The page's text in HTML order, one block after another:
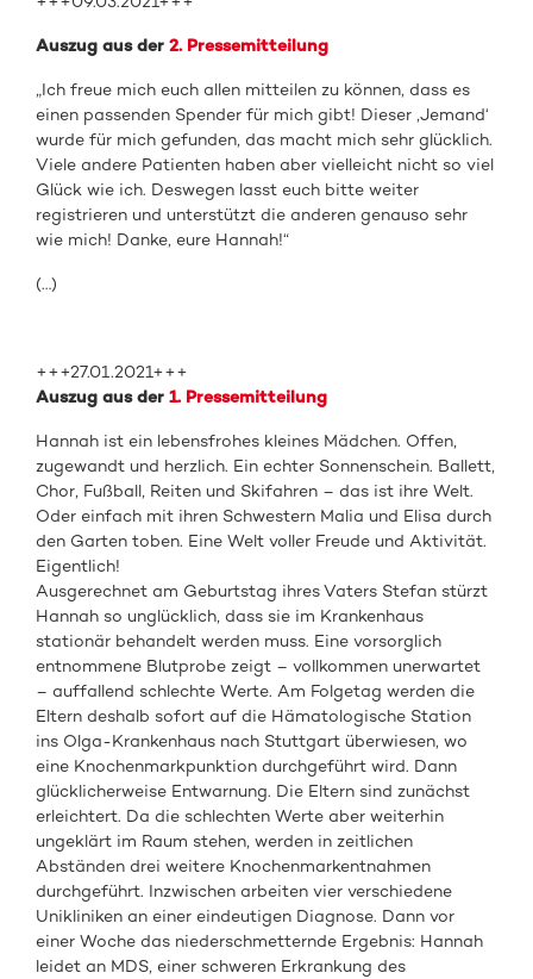
Auszug aus der2. Pressemitteilung
„Ich freue mich euch allen mitteilen zu können, dass es
einen passenden Spender für mich gibt! Dieser ‚Jemand‘
wurde für mich gefunden, das macht mich sehr glücklich.
Viele andere Patienten haben aber vielleicht nicht so viel
Glück wie ich. Deswegen lasst euch bitte weiter
registrieren und unterstützt die anderen genauso sehr
wie mich! Danke, eure Hannah!“
(…)
+++27.01.2021+++
Auszug aus der1. Pressemitteilung
Hannah ist ein lebensfrohes kleines Mädchen. Offen,
zugewandt und herzlich. Ein echter Sonnenschein. Ballett,
Chor, Fußball, Reiten und Skifahren – das ist ihre Welt.
Oder einfach mit ihren Schwestern Malia und Elisa durch
den Garten toben. Eine Welt voller Freude und Aktivität.
Eigentlich!
Ausgerechnet am Geburtstag ihres Vaters Stefan stürzt
Hannah so unglücklich, dass sie im Krankenhaus
stationär behandelt werden muss. Eine vorsorglich
entnommene Blutprobe zeigt – vollkommen unerwartet
– auffallend schlechte Werte. Am Folgetag werden die
Eltern deshalb sofort auf die Hämatologische Station
ins Olga-Krankenhaus nach Stuttgart überwiesen, wo
eine Knochenmarkpunktion durchgeführt wird. Dann
glücklicherweise Entwarnung. Die Eltern sind zunächst
erleichtert. Da die schlechten Werte aber weiterhin
ungeklärt im Raum stehen, werden in zeitlichen
Abständen drei weitere Knochenmarkentnahmen
durchgeführt. Inzwischen arbeiten vier verschiedene
Unikliniken an einer eindeutigen Diagnose. Dann vor
einer Woche das niederschmetternde Ergebnis: Hannah
leidet an MDS, einer schweren Erkrankung des